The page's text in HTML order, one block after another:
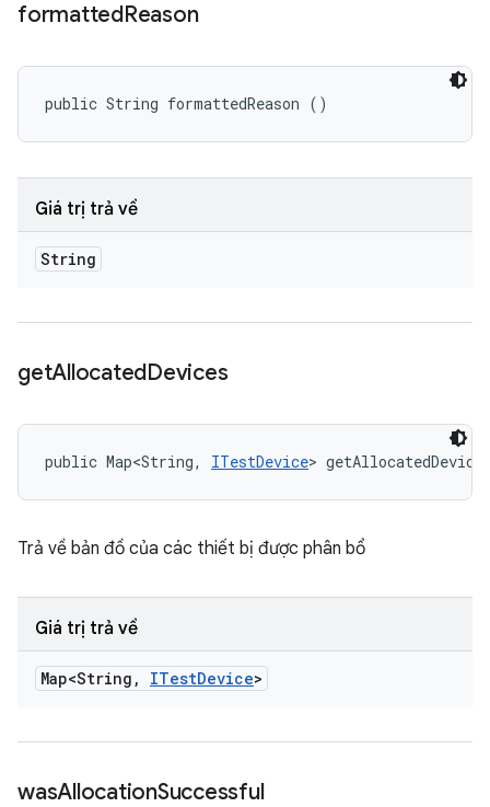
formattedReason
public String formattedReason ()
Giá trị trả về
String
getAllocatedDevices
public Map<String, ITestDevice>
Trả về bản đồ của các thiết bị được phân bổ
Giá trị trả về
Map<String , ITestDevice>
wasAllocationSuccessful